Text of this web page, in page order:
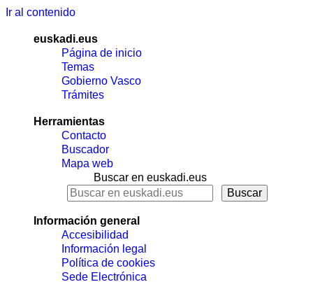
Ir al contenido
euskadi.eus
Página de inicio
Temas
Gobierno Vasco
Trámites
Herramientas
Contacto
Buscador
Mapa web
Buscar en euskadi.eus
Información general
Accesibilidad
Información legal
Política de cookies
Sede Electrónica